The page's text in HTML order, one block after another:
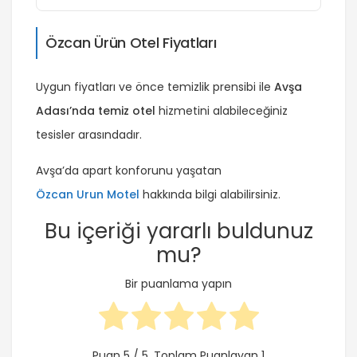
Özcan Ürün Otel Fiyatları
Uygun fiyatları ve önce temizlik prensibi ile Avşa
Adası’nda temiz otel hizmetini alabileceğiniz
tesisler arasındadır.
Avşa’da apart konforunu yaşatan
Özcan Urun Motel hakkında bilgi alabilirsiniz.
Bu içeriği yararlı buldunuz
mu?
Bir puanlama yapın